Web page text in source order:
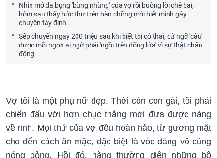
Nhìn mớ da bụng 'bùng nhùng' của vợ rồi buông lời chê bai,
hôm sau thấy bức thư trên bàn chồng mới biết mình gây
chuyện tày đình
Sếp chuyển ngay 200 triệu sau khi biết tôi có thai, cứ ngỡ 'câu'
được mồi ngon ai ngờ phải 'ngồi trên đống lửa' vì sự thật chấn
động
Vợ tôi là một phụ nữ đẹp. Thời còn con gái, tôi phải
chiến đấu với hơn chục thằng mới đưa được nàng
về rinh. Mọi thứ của vợ đều hoàn hảo, từ gương mặt
cho đến cách ăn mặc, đặc biệt là vóc dáng vô cùng
nóng bỏng. Hồi đó, nàng thường diện những bộ